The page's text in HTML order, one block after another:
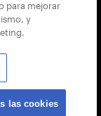
para mejorar
y
las cookies